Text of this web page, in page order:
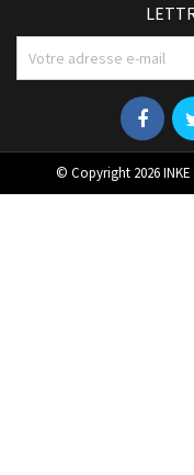
© Copyright 2026